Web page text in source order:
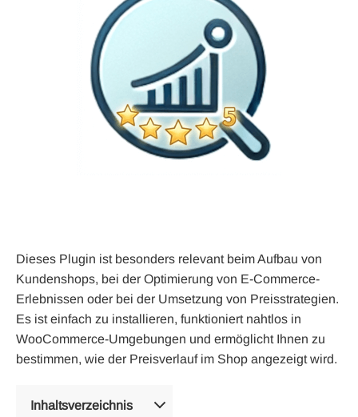
Dieses Plugin ist besonders relevant beim Aufbau von
Kundenshops, bei der Optimierung von E-Commerce-
Erlebnissen oder bei der Umsetzung von Preisstrategien.
Es ist einfach zu installieren, funktioniert nahtlos in
WooCommerce-Umgebungen und ermöglicht Ihnen zu
bestimmen, wie der Preisverlauf im Shop angezeigt wird.
Inhaltsverzeichnis